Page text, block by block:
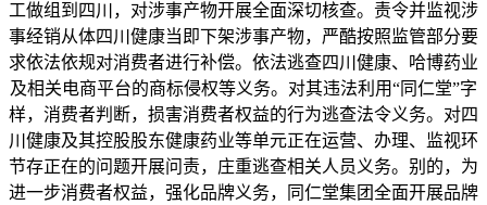
工做组到四川，对涉事产物开展全面深切核查。责令并监视涉
事经销从体四川健康当即下架涉事产物，严酷按照监管部分要
求依法依规对消费者进行补偿。依法逃查四川健康、哈博药业
及相关电商平台的商标侵权等义务。对其违法利用“同仁堂”字
样，消费者判断，损害消费者权益的行为逃查法令义务。对四
川健康及其控股股东健康药业等单元正在运营、办理、监视环
节存正在的问题开展问责，庄重逃查相关人员义务。别的，为
进一步消费者权益，强化品牌义务，同仁堂集团全面开展品牌